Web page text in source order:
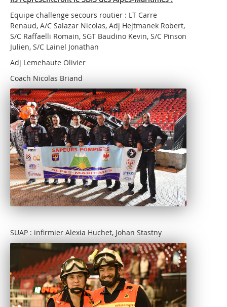
Equipe challenge secours routier : LT Carre
Renaud, A/C Salazar Nicolas, Adj Hejtmanek Robert,
S/C Raffaelli Romain, SGT Baudino Kevin, S/C Pinson
Julien, S/C Lainel Jonathan
Adj Lemehaute Olivier
Coach Nicolas Briand
SUAP : infirmier Alexia Huchet, Johan Stastny